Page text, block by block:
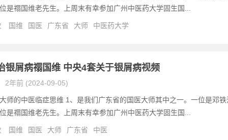
是禤国维老先生。上周末有幸参加广州中医药大学固生国...
国维 国医 广东省 大师 中医药大学
银屑病禤国维 中央4套关于银屑病视频
2年前 (2024-09-05)
师的中医临症思维 1、是我们广东省的国医大师其中之一。一位是邓铁
是禤国维老先生。上周末有幸参加广州中医药大学固生国...
国维 国医 大师 广东省 中医